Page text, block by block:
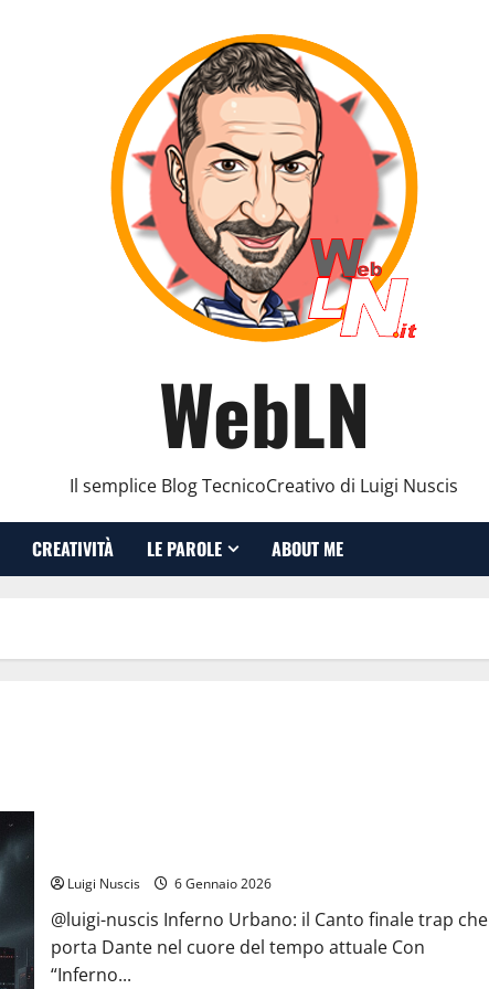
WebLN
Il semplice Blog TecnicoCreativo di Luigi Nuscis
CREATIVITÀ LE PAROLE ABOUT ME
Luigi Nuscis 6 Gennaio 2026
@luigi-nuscis Inferno Urbano: il Canto finale trap che
porta Dante nel cuore del tempo attuale Con
“Inferno...